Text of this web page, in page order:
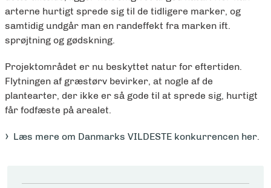
arterne hurtigt sprede sig til de tidligere marker, og
samtidig undgår man en randeffekt fra marken ift.
sprøjtning og gødskning.
Projektområdet er nu beskyttet natur for eftertiden.
Flytningen af græstørv bevirker, at nogle af de
plantearter, der ikke er så gode til at sprede sig, hurtigt
får fodfæste på arealet.
Læs mere om Danmarks VILDESTE konkurrencen her.